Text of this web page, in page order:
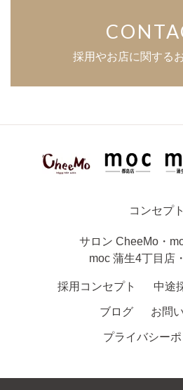
採用やお店に関する
コンセプト
サロン CheeMo ・
moc 蒲生4丁目店 ・
採用コンセプト 中途
ブログ お問
プライバシー